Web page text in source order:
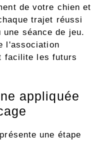
de votre chien et
trajet réussi
une séance de jeu.
l'association
facilite les futurs
appliquée
une étape